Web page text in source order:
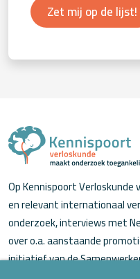
Zet mij op de lijst!
Op Kennispoort
en relevant internationaal
onderzoek, interviews met
over o.a. aanstaande
initiatief van de